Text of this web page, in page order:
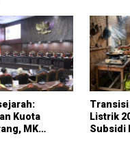
Kuota
MK
Transisi
Listrik
Subsidi